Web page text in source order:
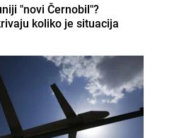
"novi Černobil"?
koliko je situacija